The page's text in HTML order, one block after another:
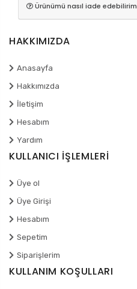
Ürünümü nasıl iade edebilirim
HAKKIMIZDA
Anasayfa
Hakkımızda
İletişim
Hesabım
Yardım
KULLANICI İŞLEMLERİ
Üye ol
Üye Girişi
Hesabım
Sepetim
Siparişlerim
KULLANIM KOŞULLARI